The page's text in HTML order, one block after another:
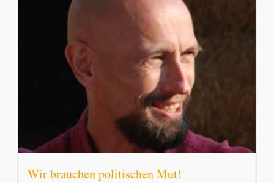
Wir brauchen politischen Mut!